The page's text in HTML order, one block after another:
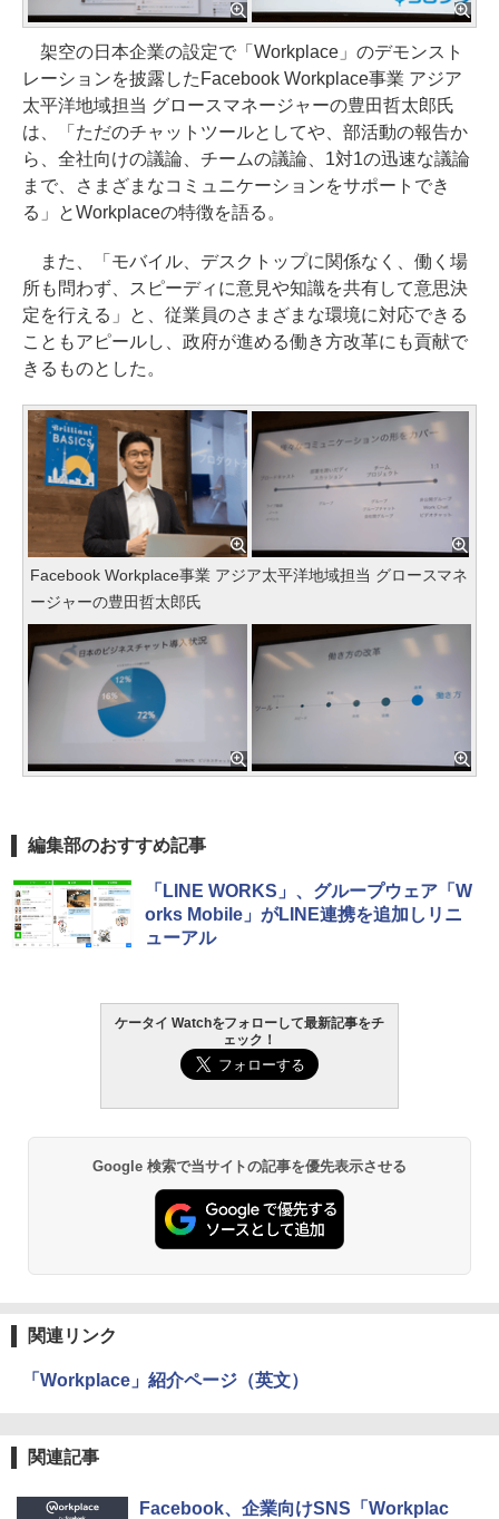
架空の日本企業の設定で「Workplace」のデモンスト
レーションを披露したFacebook Workplace事業 アジア
太平洋地域担当 グロースマネージャーの豊田哲太郎氏
は、「ただのチャットツールとしてや、部活動の報告か
ら、全社向けの議論、チームの議論、1対1の迅速な議論
まで、さまざまなコミュニケーションをサポートでき
る」とWorkplaceの特徴を語る。
また、「モバイル、デスクトップに関係なく、働く場
所も問わず、スピーディに意見や知識を共有して意思決
定を行える」と、従業員のさまざまな環境に対応できる
こともアピールし、政府が進める働き方改革にも貢献で
きるものとした。
Facebook Workplace事業 アジア太平洋地域担当 グロースマネ
ージャーの豊田哲太郎氏
編集部のおすすめ記事
「LINE WORKS」、グループウェア「W
orks Mobile」がLINE連携を追加しリニ
ューアル
ケータイ Watchをフォローして最新記事をチ
ェック！
Google 検索で当サイトの記事を優先表示させる
関連リンク
「Workplace」紹介ページ（英文）
関連記事
Facebook、企業向けSNS「Workplac